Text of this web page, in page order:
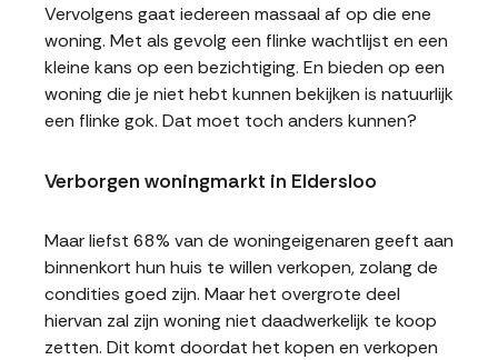
Vervolgens gaat iedereen massaal af op die ene
woning. Met als gevolg een flinke wachtlijst en een
kleine kans op een bezichtiging. En bieden op een
woning die je niet hebt kunnen bekijken is natuurlijk
een flinke gok. Dat moet toch anders kunnen?
Verborgen woningmarkt in Eldersloo
Maar liefst 68% van de woningeigenaren geeft aan
binnenkort hun huis te willen verkopen, zolang de
condities goed zijn. Maar het overgrote deel
hiervan zal zijn woning niet daadwerkelijk te koop
zetten. Dit komt doordat het kopen en verkopen